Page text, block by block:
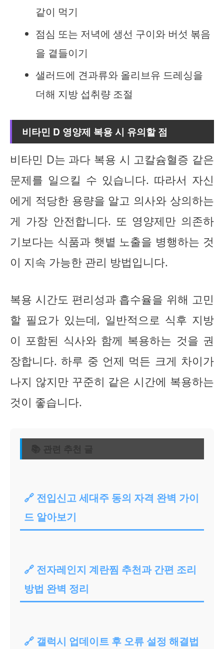
같이 먹기
점심 또는 저녁에 생선 구이와 버섯 볶음
을 곁들이기
샐러드에 견과류와 올리브유 드레싱을
더해 지방 섭취량 조절
비타민 D 영양제 복용 시 유의할 점
비타민 D는 과다 복용 시 고칼슘혈증 같은
문제를 일으킬 수 있습니다. 따라서 자신
에게 적당한 용량을 알고 의사와 상의하는
게 가장 안전합니다. 또 영양제만 의존하
기보다는 식품과 햇볕 노출을 병행하는 것
이 지속 가능한 관리 방법입니다.
복용 시간도 편리성과 흡수율을 위해 고민
할 필요가 있는데, 일반적으로 식후 지방
이 포함된 식사와 함께 복용하는 것을 권
장합니다. 하루 중 언제 먹든 크게 차이가
나지 않지만 꾸준히 같은 시간에 복용하는
것이 좋습니다.
📚 관련 추천 글
🔗 전입신고 세대주 동의 자격 완벽 가이
드 알아보기
🔗 전자레인지 계란찜 추천과 간편 조리
방법 완벽 정리
🔗 갤럭시 업데이트 후 오류 설정 해결법